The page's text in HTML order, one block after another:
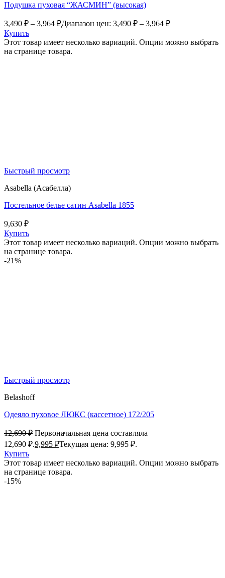
Подушка пуховая “ЖАСМИН” (высокая)
3,490 ₽ – 3,964 ₽Диапазон цен: 3,490 ₽ – 3,964 ₽
Купить
Этот товар имеет несколько вариаций. Опции можно выбрать
на странице товара.
Быстрый просмотр
Asabella (Асабелла)
Постельное белье сатин Asabella 1855
9,630 ₽
Купить
Этот товар имеет несколько вариаций. Опции можно выбрать
на странице товара.
-21%
Быстрый просмотр
Belashoff
Одеяло пуховое ЛЮКС (кассетное) 172/205
12,690₽ Первоначальная цена составляла
12,690 ₽.9,995 ₽Текущая цена: 9,995 ₽.
Купить
Этот товар имеет несколько вариаций. Опции можно выбрать
на странице товара.
-15%